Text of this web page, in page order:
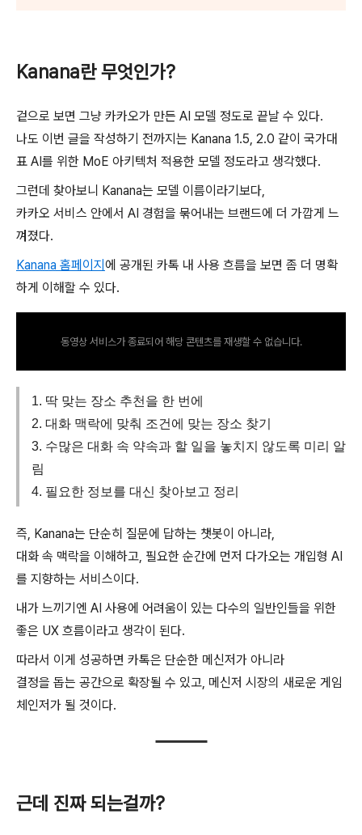
Kanana란 무엇인가?
겉으로 보면 그냥 카카오가 만든 AI 모델 정도로 끝날 수 있다.
나도 이번 글을 작성하기 전까지는 Kanana 1.5, 2.0 같이 국가대
표 AI를 위한 MoE 아키텍처 적용한 모델 정도라고 생각했다.
그런데 찾아보니 Kanana는 모델 이름이라기보다,
카카오 서비스 안에서 AI 경험을 묶어내는 브랜드에 더 가깝게 느
껴졌다.
Kanana 홈페이지에 공개된 카톡 내 사용 흐름을 보면 좀 더 명확
하게 이해할 수 있다.
동영상 서비스가 종료되어 해당 콘텐츠를 재생할 수 없습니다.
1. 딱 맞는 장소 추천을 한 번에
2. 대화 맥락에 맞춰 조건에 맞는 장소 찾기
3. 수많은 대화 속 약속과 할 일을 놓치지 않도록 미리 알
림
4. 필요한 정보를 대신 찾아보고 정리
즉, Kanana는 단순히 질문에 답하는 챗봇이 아니라,
대화 속 맥락을 이해하고, 필요한 순간에 먼저 다가오는 개입형 AI
를 지향하는 서비스이다.
내가 느끼기엔 AI 사용에 어려움이 있는 다수의 일반인들을 위한
좋은 UX 흐름이라고 생각이 된다.
따라서 이게 성공하면 카톡은 단순한 메신저가 아니라
결정을 돕는 공간으로 확장될 수 있고, 메신저 시장의 새로운 게임
체인저가 될 것이다.
근데 진짜 되는걸까?